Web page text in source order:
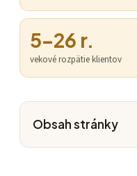
5–26 r.
vekové rozpätie klientov
Obsah stránky